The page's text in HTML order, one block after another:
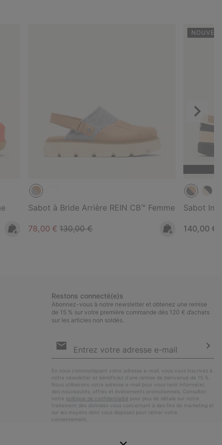
Sabot à Bride Arrière REIN CB™ Femme
Sale price:
78,00 €Regular price:
130,00 €
Sabot
Regular
140,00 €
Suivant
Restons connecté(e)s
Abonnez-vous à notre newsletter et obtenez une remise
de 15 % sur votre première commande dès 120 € d’achats
sur les articles non soldés.
par
En nous communiquant votre adresse e-mail, vous vous inscrivez à
notre newsletter et bénéficiez d’une remise de bienvenue de 15 %.
Nous utiliserons votre adresse e-mail pour vous tenir informé(e)
des nouveautés, offres et événements promotionnels. Consultez
notre politique de confidentialité pour plus de détails sur notre
traitement des données vous concernant à des fins de marketing et
sur les moyens dont vous disposez pour retirer votre
consentement.